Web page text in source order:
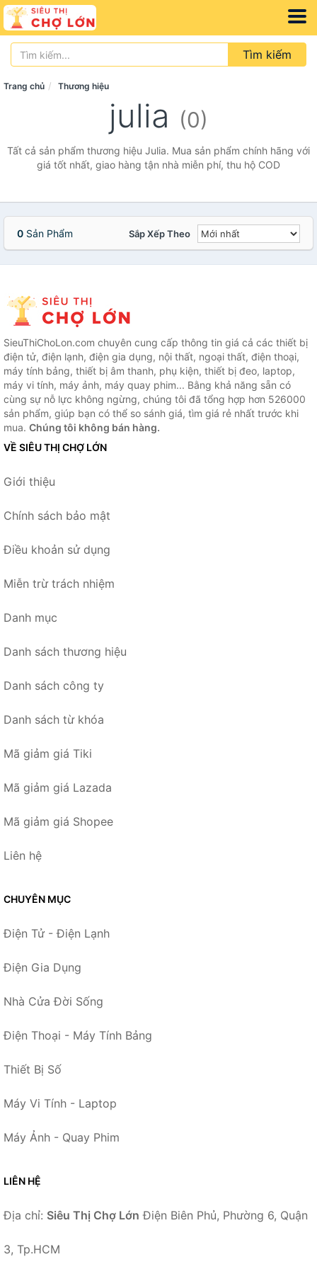
Tìm kiếm
Trang chủ Thương hiệu
julia (0)
Tất cả sản phẩm thương hiệu Julia. Mua sản phẩm chính hãng với
giá tốt nhất, giao hàng tận nhà miễn phí, thu hộ COD
0 Sản Phẩm Sắp Xếp Theo
SieuThiChoLon.com chuyên cung cấp thông tin giá cả các thiết bị
điện tử, điện lạnh, điện gia dụng, nội thất, ngoại thất, điện thoại,
máy tính bảng, thiết bị âm thanh, phụ kiện, thiết bị đeo, laptop,
máy vi tính, máy ảnh, máy quay phim... Bằng khả năng sẵn có
cùng sự nỗ lực không ngừng, chúng tôi đã tổng hợp hơn 526000
sản phẩm, giúp bạn có thể so sánh giá, tìm giá rẻ nhất trước khi
mua. Chúng tôi không bán hàng.
VỀ SIÊU THỊ CHỢ LỚN
Giới thiệu
Chính sách bảo mật
Điều khoản sử dụng
Miễn trừ trách nhiệm
Danh mục
Danh sách thương hiệu
Danh sách công ty
Danh sách từ khóa
Mã giảm giá Tiki
Mã giảm giá Lazada
Mã giảm giá Shopee
Liên hệ
CHUYÊN MỤC
Điện Tử - Điện Lạnh
Điện Gia Dụng
Nhà Cửa Đời Sống
Điện Thoại - Máy Tính Bảng
Thiết Bị Số
Máy Vi Tính - Laptop
Máy Ảnh - Quay Phim
LIÊN HỆ
Địa chỉ: Siêu Thị Chợ Lớn Điện Biên Phủ, Phường 6, Quận
3, Tp.HCM